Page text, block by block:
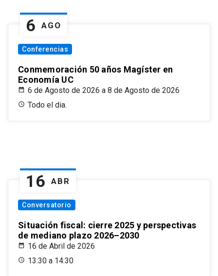
6 AGO
Conferencias
Conmemoración 50 años Magíster en
Economía UC
6 de Agosto de 2026 a 8 de Agosto de 2026
Todo el dia.
16 ABR
Conversatorio
Situación fiscal: cierre 2025 y perspectivas
de mediano plazo 2026–2030
16 de Abril de 2026
13:30 a 14:30